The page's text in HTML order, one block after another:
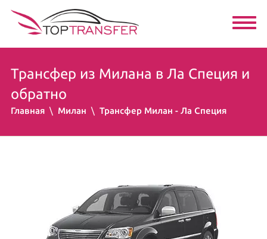
Трансфер из Милана в Ла Специя и
обратно
Главная Милан Трансфер Милан - Ла Специя